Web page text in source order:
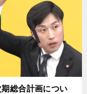
総合計画につい